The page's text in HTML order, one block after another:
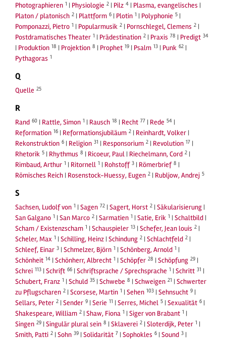
Photographieren 1 | Physiologie 2 | Pilz 4 | Plasma, evangelisches |
Platon / platonisch 2 | Plattform 6 | Plotin 1 | Polyphonie 5 |
Pomponazzi, Pietro 1 | Popularmusik 2 | Pornschlegel, Clemens 2 |
Postdramatisches Theater 1 | Prädestination 2 | Praxis 78 | Predigt 34
| Produktion 18 | Projektion 8 | Prophet 19 | Psalm 13 | Punk 62 |
Pythagoras 1
Q
Quelle 25
R
Rand 60 | Rattle, Simon 1 | Rausch 18 | Recht 77 | Rede 54 |
Reformation 16 | Reformationsjubiläum 2 | Reinhardt, Volker |
Rekonstruktion 6 | Religion 31 | Responsorium 2 | Revolution 17 |
Rhetorik 5 | Rhythmus 8 | Ricoeur, Paul | Riechelmann, Cord 2 |
Rimbaud, Arthur 1 | Ritornell 1 | Rohstoff 3 | Römerbrief 8 |
Römisches Reich | Rosenstock-Huessy, Eugen 2 | Rubljow, Andrej 5
S
Sachsen, Ludolf von 1 |Sagen 72 |Sagert, Horst 2 |Säkularisierung |
San Galgano 1 |San Marco 2 |Sarmatien 1 |Satie, Erik 1 |Schaltbild |
Scham / Existenzscham 1 |Schauspieler 13 |Schefer, Jean louis 2 |
Scheler, Max 1 |Schilling, Heinz |Schindung 2 |Schlachtfeld 2 |
Schleef, Einar 3 |Schmelzer, Björn 1 |Schönberg, Arnold 1 |
Schönheit 14 |Schönherr, Albrecht 1 |Schöpfer 28 |Schöpfung 29 |
Schrei 113 |Schrift 66 |Schriftsprache / Sprechsprache 1 |Schritt 31 |
Schubert, Franz 1 |Schuld 35 |Schwebe 8 |Schweigen 21 |Schwerter
zu Pflugscharen 2 |Scorsese, Martin 1 |Sehen 103 |Sehnsucht 9 |
Sellars, Peter 2 |Sender 9 |Serie 11 |Serres, Michel 5 |Sexualität 6 |
Shakespeare, William 2 |Shaw, Fiona 1 |Siger von Brabant 1 |
Singen 29 |Singulär plural sein 8 |Sklaverei 2 |Sloterdijk, Peter 1 |
Smith, Patti 2 |Sohn 39 |Solidarität 7 |Sophokles 6 |Sound 3 |